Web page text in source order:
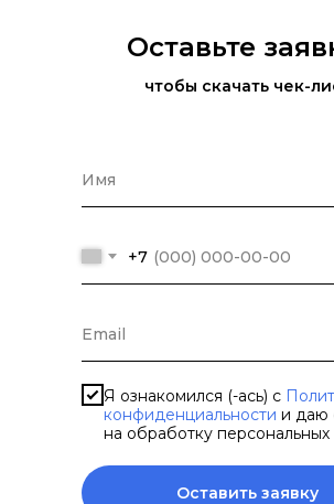
Оставьте
чтобы скачать чек-
+7
Я ознакомился (-ась) с
конфиденциальности и даю
на обработку
Оставить заявку